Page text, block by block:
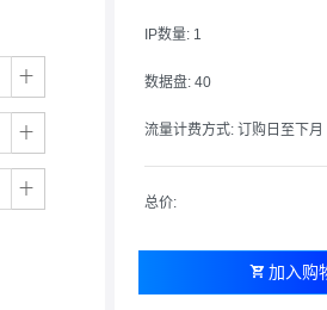
IP数量: 1
数据盘: 40
流量计费方式: 订购日至下月
总价:
加入购